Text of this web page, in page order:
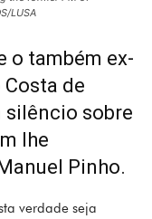
LUSA
o também ex-
de
silêncio sobre
lhe
Pinho.
verdade seja